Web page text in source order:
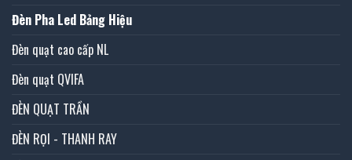
Đèn Pha Led Bảng Hiệu
Đèn quạt cao cấp NL
Đèn quạt QVIFA
ĐÈN QUẠT TRẦN
ĐÈN RỌI - THANH RAY